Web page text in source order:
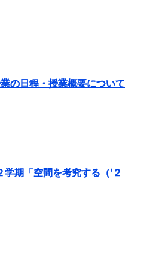
の日程・授業概要について
学期「空間を考究する（ʼ２